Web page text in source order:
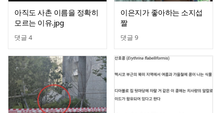
아직도 사촌 이름을 정확히
모르는 이유.jpg
댓글 4
이은지가 좋아하는 소지섭
짤
댓글 9